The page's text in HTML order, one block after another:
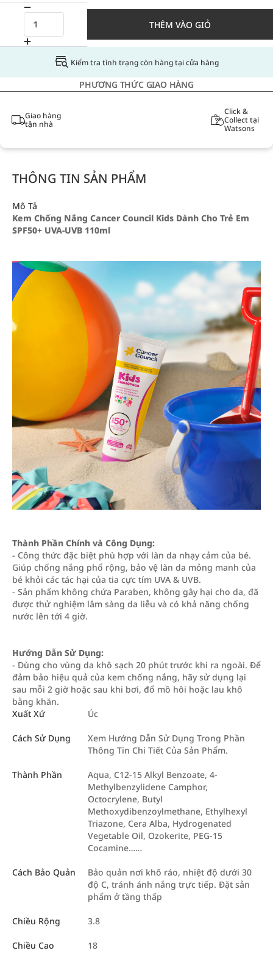
THÊM VÀO GIỎ
Kiểm tra tình trạng còn hàng tại cửa hàng
PHƯƠNG THỨC GIAO HÀNG
Giao hàng
tận nhà
Click &
Collect tại
Watsons
THÔNG TIN SẢN PHẨM
Mô Tả
Kem Chống Nắng Cancer Council Kids Dành Cho Trẻ Em
SPF50+ UVA-UVB 110ml
Thành Phần Chính và Công Dụng:
- Công thức đặc biệt phù hợp với làn da nhạy cảm của bé.
Giúp chống nắng phổ rộng, bảo vệ làn da mỏng manh của
bé khỏi các tác hại của tia cực tím UVA & UVB.
- Sản phẩm không chứa Paraben, không gây hại cho da, đã
được thử nghiệm lâm sàng da liễu và có khả năng chống
nước lên tới 4 giờ.
Hướng Dẫn Sử Dụng:
- Dùng cho vùng da khô sạch 20 phút trước khi ra ngoài. Để
đảm bảo hiệu quả của kem chống nắng, hãy sử dụng lại
sau mỗi 2 giờ hoặc sau khi bơi, đổ mồ hôi hoặc lau khô
bằng khăn.
Xuất Xứ
Úc
Cách Sử Dụng
Xem Hướng Dẫn Sử Dụng Trong Phần
Thông Tin Chi Tiết Của Sản Phẩm.
Thành Phần
Aqua, C12-15 Alkyl Benzoate, 4-
Methylbenzylidene Camphor,
Octocrylene, Butyl
Methoxydibenzoylmethane, Ethylhexyl
Triazone, Cera Alba, Hydrogenated
Vegetable Oil, Ozokerite, PEG-15
Cocamine……
Cách Bảo Quản
Bảo quản nơi khô ráo, nhiệt độ dưới 30
độ C, tránh ánh nắng trực tiếp. Đặt sản
phẩm ở tầng thấp
Chiều Rộng 3.8
Chiều Cao 18